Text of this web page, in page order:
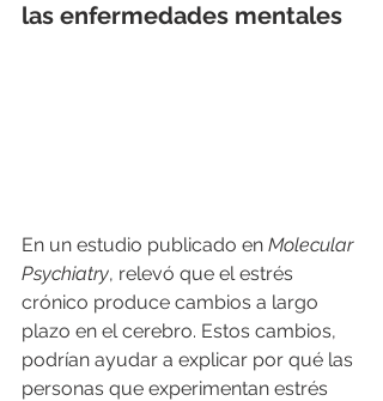
las enfermedades mentales
En un estudio publicado en Molecular
Psychiatry, relevó que el estrés
crónico produce cambios a largo
plazo en el cerebro. Estos cambios,
podrían ayudar a explicar por qué las
personas que experimentan estrés